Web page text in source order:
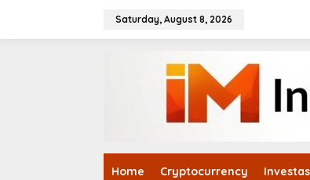
Saturday, August 8, 2026
Home Cryptocurrency